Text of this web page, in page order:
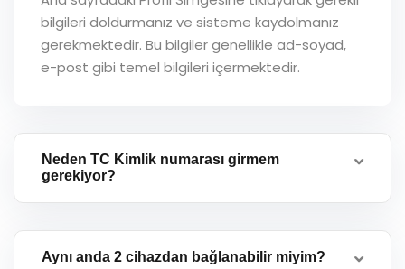
bilgileri doldurmanız ve sisteme kaydolmanız
gerekmektedir. Bu bilgiler genellikle ad-soyad,
e-post gibi temel bilgileri içermektedir.
Neden TC Kimlik numarası girmem
gerekiyor?
Aynı anda 2 cihazdan bağlanabilir miyim?